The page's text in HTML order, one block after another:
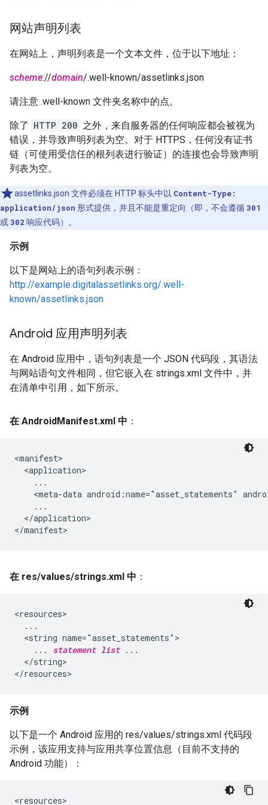
网站声明列表
在网站上，声明列表是一个文本文件，位于以下地址：
scheme://domain/.well-known/assetlinks.json
请注意 .well-known 文件夹名称中的点。
除了 HTTP 200 之外，来自服务器的任何响应都会被视为
错误，并导致声明列表为空。对于 HTTPS，任何没有证书
链（可使用受信任的根列表进行验证）的连接也会导致声明
列表为空。
assetlinks.json 文件必须在 HTTP 标头中以 Content-Type:
application/json 形式提供，并且不能是重定向（即，不会遵循301
或302响应代码）。
示例
以下是网站上的语句列表示例：
http://example.digitalassetlinks.org/.well-
known/assetlinks.json
Android 应用声明列表
在 Android 应用中，语句列表是一个 JSON 代码段，其语法
与网站语句文件相同，但它嵌入在 strings.xml 文件中，并
在清单中引用，如下所示。
在 AndroidManifest.xml 中 ：
<manifest>
  <application>
    ...
<meta-data android:name="asset_statements"
    ...
  </application>
</manifest>
在 res/values/strings.xml 中 ：
<resources>
  ...
  <string name="asset_statements">
    ...
statement list ...
  </string>
示例
以下是一个 Android 应用的 res/values/strings.xml 代码段
示例，该应用支持与应用共享位置信息（目前不支持的
Android 功能）：
<resources>